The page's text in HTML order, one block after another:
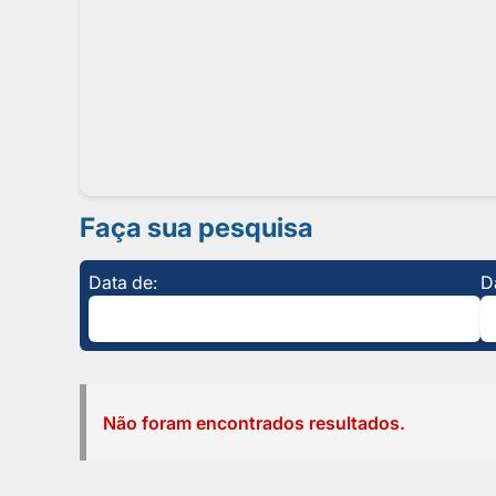
Faça sua pesquisa
Data de:
Não foram encontrados resultados.